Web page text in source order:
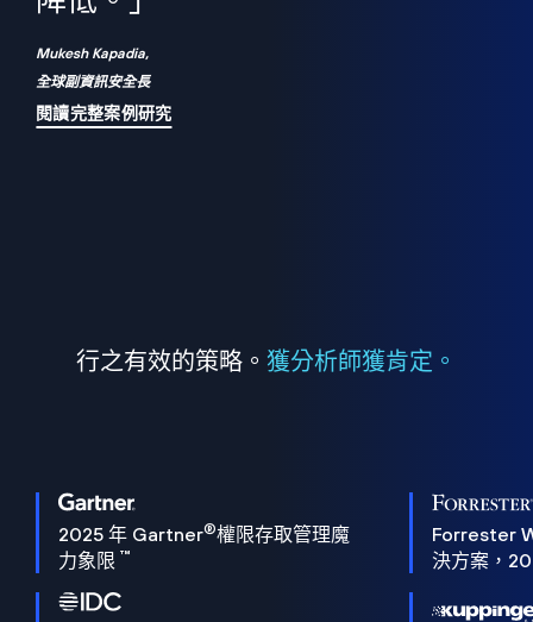
Mukesh Kapadia,
全球副資訊安全長
閱讀完整案例研究
行之有效的策略。 獲分析師獲肯定。
2025 年 Gartner®權限存取管理魔
力象限 ™
Forrester
決方案，